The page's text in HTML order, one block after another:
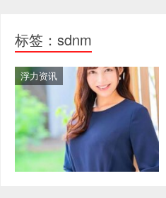
标签：sdnm
浮力资讯